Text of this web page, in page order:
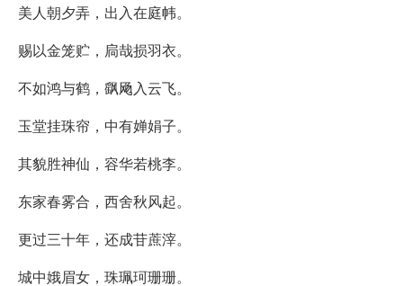
美人朝夕弄，出入在庭帏。
赐以金笼贮，扃哉损羽衣。
不如鸿与鹤，飖飏入云飞。
玉堂挂珠帘，中有婵娟子。
其貌胜神仙，容华若桃李。
东家春雾合，西舍秋风起。
更过三十年，还成苷蔗滓。
城中娥眉女，珠珮珂珊珊。